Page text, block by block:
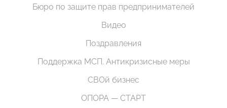
Бюро по защите прав предпринимателей
Видео
Поздравления
Поддержка МСП. Антикризисные меры
СВОй бизнес
ОПОРА — СТАРТ